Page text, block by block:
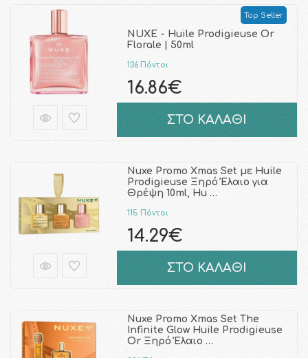
Top Seller
NUXE - Huile Prodigieuse Or
Florale | 50ml
136 Πόντοι
16.86€
ΣΤΟ ΚΑΛΑΘΙ
Nuxe Promo Xmas Set με Huile
Prodigieuse Ξηρό Έλαιο για
Θρέψη 10ml, Hu …
115 Πόντοι
14.29€
ΣΤΟ ΚΑΛΑΘΙ
Nuxe Promo Xmas Set The
Infinite Glow Huile Prodigieuse
Or Ξηρό Έλαιο …